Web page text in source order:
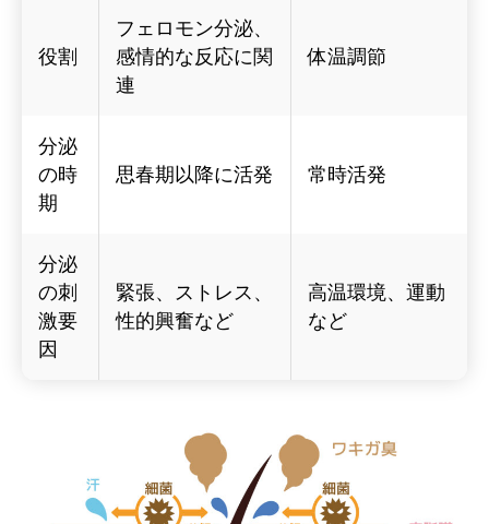
役割
フェロモン分泌、
感情的な反応に関
連
体温調節
分泌
の時
期
思春期以降に活発 常時活発
分泌
の刺
激要
因
緊張、ストレス、
性的興奮など
高温環境、運動
など